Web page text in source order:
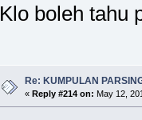
Klo boleh tahu
Re: KUMPULAN
« Reply #214 on: May 12,